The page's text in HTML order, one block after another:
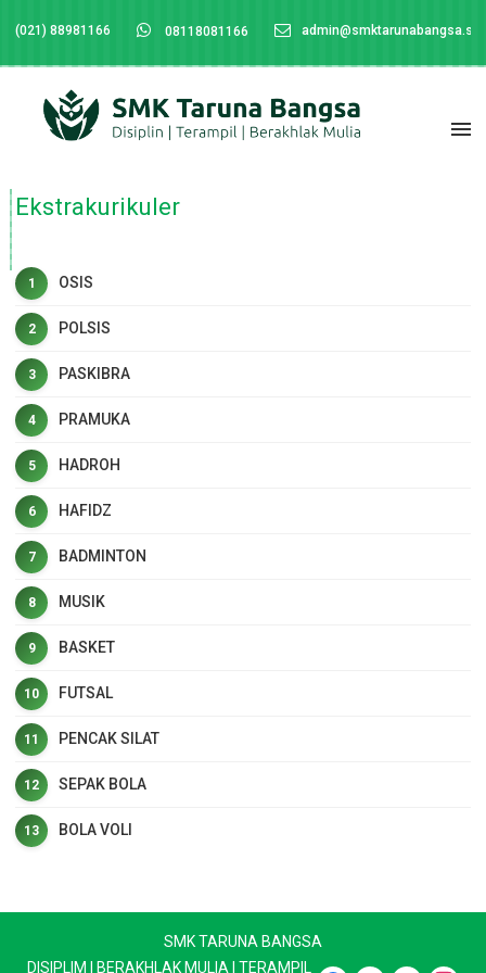
(021) 88981166 08118081166
Ekstrakurikuler
OSIS
POLSIS
PASKIBRA
PRAMUKA
HADROH
HAFIDZ
BADMINTON
MUSIK
BASKET
FUTSAL
PENCAK SILAT
SEPAK BOLA
BOLA VOLI
SMK TARUNA BANGSA
DISIPLIM | BERAKHLAK MULIA | TERAMPIL